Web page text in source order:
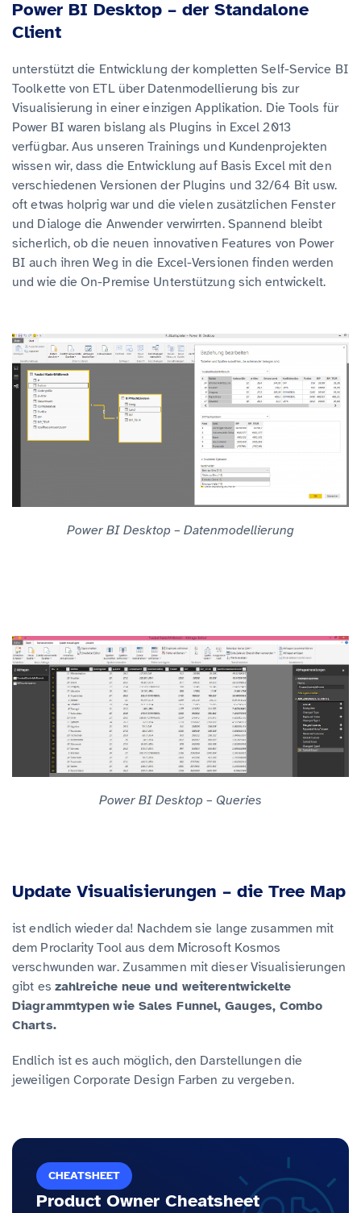
Power BI Desktop – der Standalone
Client
unterstützt die Entwicklung der kompletten Self-Service BI
Toolkette von ETL über Datenmodellierung bis zur
Visualisierung in einer einzigen Applikation. Die Tools für
Power BI waren bislang als Plugins in Excel 2013
verfügbar. Aus unseren Trainings und Kundenprojekten
wissen wir, dass die Entwicklung auf Basis Excel mit den
verschiedenen Versionen der Plugins und 32/64 Bit usw.
oft etwas holprig war und die vielen zusätzlichen Fenster
und Dialoge die Anwender verwirrten. Spannend bleibt
sicherlich, ob die neuen innovativen Features von Power
BI auch ihren Weg in die Excel-Versionen finden werden
und wie die On-Premise Unterstützung sich entwickelt.
Power BI Desktop – Datenmodellierung
Power BI Desktop – Queries
Update Visualisierungen – die Tree Map
ist endlich wieder da! Nachdem sie lange zusammen mit
dem Proclarity Tool aus dem Microsoft Kosmos
verschwunden war. Zusammen mit dieser Visualisierungen
gibt es zahlreiche neue und weiterentwickelte
Diagrammtypen wie Sales Funnel, Gauges, Combo
Charts.
Endlich ist es auch möglich, den Darstellungen die
jeweiligen Corporate Design Farben zu vergeben.
CHEATSHEET
Product Owner Cheatsheet